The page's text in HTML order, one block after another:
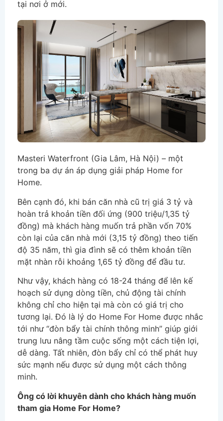
tại nơi ở mới.
Masteri Waterfront (Gia Lâm, Hà Nội) – một
trong ba dự án áp dụng giải pháp Home for
Home.
Bên cạnh đó, khi bán căn nhà cũ trị giá 3 tỷ và
hoàn trả khoản tiền đối ứng (900 triệu/1,35 tỷ
đồng) mà khách hàng muốn trả phần vốn 70%
còn lại của căn nhà mới (3,15 tỷ đồng) theo tiến
độ 35 năm, thì gia đình sẽ có thêm khoản tiền
mặt nhàn rỗi khoảng 1,65 tỷ đồng để đầu tư.
Như vậy, khách hàng có 18-24 tháng để lên kế
hoạch sử dụng dòng tiền, chủ động tài chính
không chỉ cho hiện tại mà còn có giá trị cho
tương lại. Đó là lý do Home For Home được nhắc
tới như “đòn bẩy tài chính thông minh” giúp giới
trung lưu nâng tầm cuộc sống một cách tiện lợi,
dễ dàng. Tất nhiên, đòn bẩy chỉ có thể phát huy
sức mạnh nếu được sử dụng một cách thông
minh.
Ông có lời khuyên dành cho khách hàng muốn
tham gia Home For Home?